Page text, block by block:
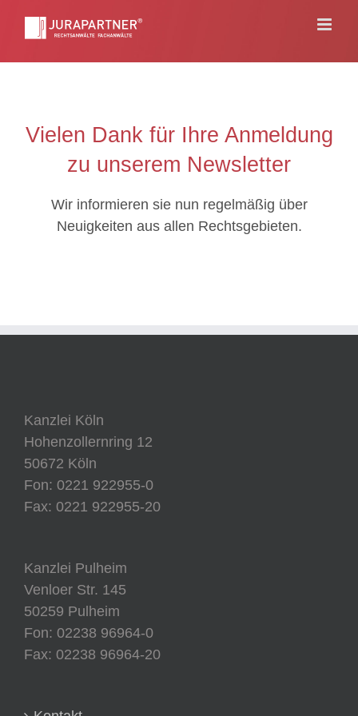
Vielen Dank für Ihre Anmeldung
zu unserem Newsletter
Wir informieren sie nun regelmäßig über
Neuigkeiten aus allen Rechtsgebieten.
Kanzlei Köln
Hohenzollernring 12
50672 Köln
Fon: 0221 922955-0
Fax: 0221 922955-20
Kanzlei Pulheim
Venloer Str. 145
50259 Pulheim
Fon: 02238 96964-0
Fax: 02238 96964-20